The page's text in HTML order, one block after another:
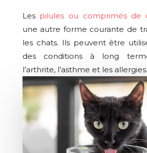
Les pilules ou comprimés de
une autre forme courante de
les chats. Ils peuvent être
des conditions à long
l’arthrite, l’asthme et les allergies.